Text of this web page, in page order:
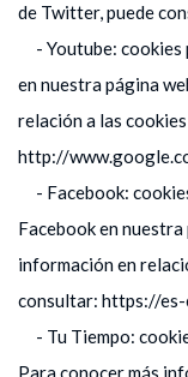
de Twitter, puede
- Youtube: cookies
en nuestra página
relación a las
http://
- Facebook:
Facebook en
información en
consultar: https://
- Tu Tiempo:
Para conocer más